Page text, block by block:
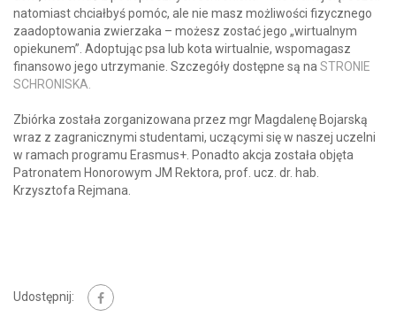
natomiast chciałbyś pomóc, ale nie masz możliwości fizycznego
zaadoptowania zwierzaka – możesz zostać jego „wirtualnym
opiekunem”. Adoptując psa lub kota wirtualnie, wspomagasz
finansowo jego utrzymanie. Szczegóły dostępne są na STRONIE
SCHRONISKA.
Zbiórka została zorganizowana przez mgr Magdalenę Bojarską
wraz z zagranicznymi studentami, uczącymi się w naszej uczelni
w ramach programu Erasmus+. Ponadto akcja została objęta
Patronatem Honorowym JM Rektora, prof. ucz. dr. hab.
Krzysztofa Rejmana.
Udostępnij: